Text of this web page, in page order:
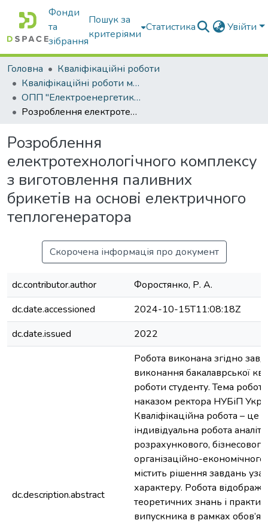
Фонди
та
зібрання
Пошук за
критеріями
Статистика Увійти
Головна
Кваліфікаційні роботи
Кваліфікаційні роботи магістрів
ОПП "Електроенергетика, електротехніка та електромеханіка"
Розроблення електротехнологічного комплексу з виготовлення паливних брикетів на основі електричного теплогенератора
Розроблення
електротехнологічного комплексу
з виготовлення паливних
брикетів на основі електричного
теплогенератора
Скорочена інформація про документ
dc.contributor.author
Форостянко, Р. А.
dc.date.accessioned
2024-10-15T11:08:18Z
dc.date.issued
2022
dc.description.abstract
Робота виконана згідно
виконання бакалаврської
роботи студенту. Тема
наказом ректора НУБіП
Кваліфікаційна робота – це
індивідуальна робота
розрахункового,
організаційно-
містить рішення завдань
характеру. Робота
теоретичних знань і
випускника в рамках